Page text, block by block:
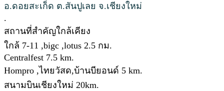
อ.ดอยสะเก็ด ต.สันปูเลย จ.เชียงใหม่
.
สถานที่สำคัญใกล้เคียง
ใกล้ 7-11 ,bigc ,lotus 2.5 กม.
Centralfest 7.5 km.
Hompro ,ไทยวัสด,บ้านบียอนด์ 5 km.
สนามบินเชียงใหม่ 20km.